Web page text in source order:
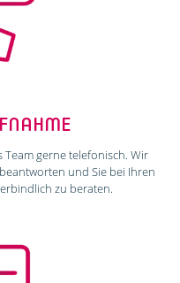
gerne telefonisch. Wir
und Sie bei Ihren
zu beraten.